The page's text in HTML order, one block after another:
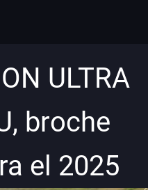
ULTRA
broche
el 2025